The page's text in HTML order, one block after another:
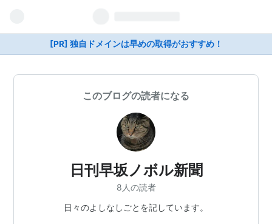
[PR] 独自ドメインは早めの取得がおすすめ！
このブログの読者になる
日刊早坂ノボル新聞
8人の読者
日々のよしなしごとを記しています。